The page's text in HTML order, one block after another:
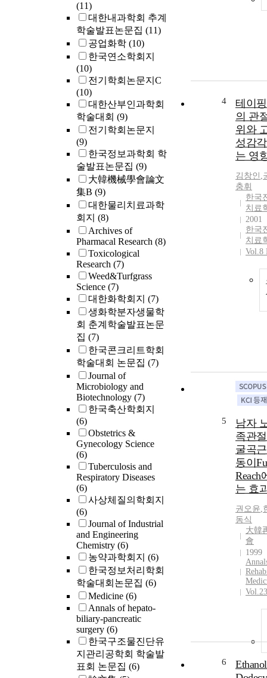
(11)
대한내과학회 추계
학술발표논문집 (11)
공업화학 (10)
한국연소학회지
(10)
전기학회논문지C
(10)
대한산부인과학회
학술대회 (9)
전기학회논문지
(9)
한국정보과학회 학
술발표논문집 (9)
大韓機械學會論文
集B (9)
대한물리치료과학
회지 (8)
Archives of
Pharmacal Research (8)
Toxicological
Research (7)
Weed&Turfgrass
Science (7)
대한화학회지 (7)
생화학분자생물학
회 춘계학술발표논문
집 (7)
한국콘크리트학회
학술대회 논문집 (7)
Journal of
Microbiology and
Biotechnology (7)
한국축산학회지
(6)
Obstetrics &
Gynecology Science
(6)
Tuberculosis and
Respiratory Diseases
(6)
사상체질의학회지
(6)
Journal of Industrial
and Engineering
Chemistry (6)
농약과학회지 (6)
한국정보처리학회
학술대회논문집 (6)
Medicine (6)
Annals of hepato-
biliary-pancreatic
surgery (6)
한국구조물진단유
지관리공학회 학술발
표회 논문집 (6)
4
테이
의 관
위와
성감
는 영
김창인 ,
충휘
한국
치료
2001
한국
치료
Vol.8
5
남자
족관
굴곡
동이
Reach
는 효
권오윤,
동식
大韓
會
1999
6